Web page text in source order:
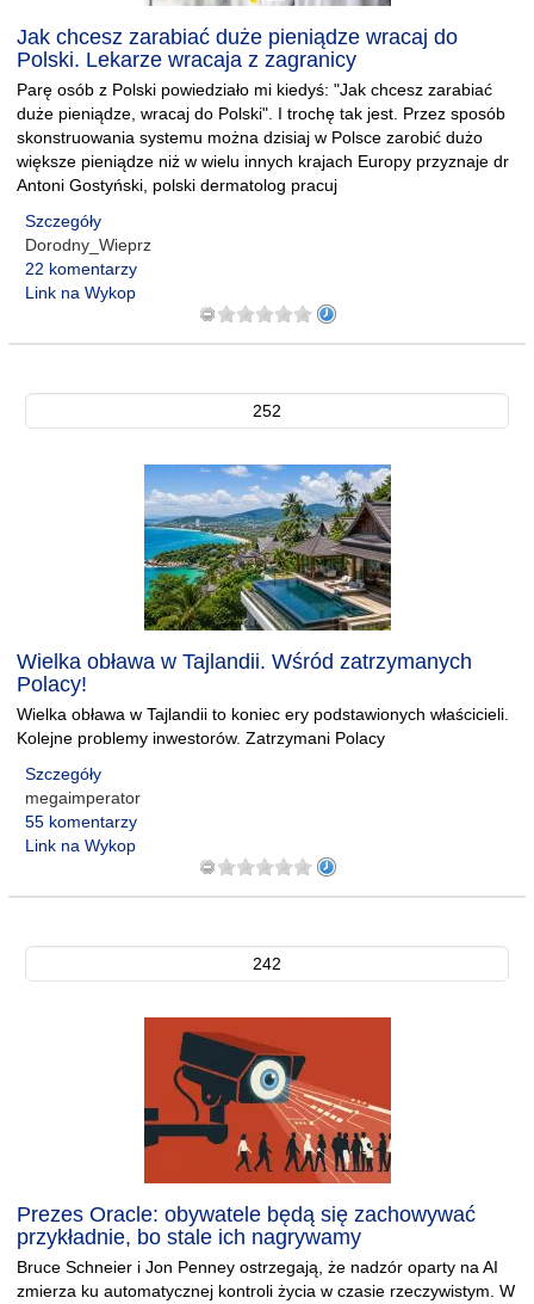
Jak chcesz zarabiać duże pieniądze wracaj do
Polski. Lekarze wracaja z zagranicy
Parę osób z Polski powiedziało mi kiedyś: "Jak chcesz zarabiać
duże pieniądze, wracaj do Polski". I trochę tak jest. Przez sposób
skonstruowania systemu można dzisiaj w Polsce zarobić dużo
większe pieniądze niż w wielu innych krajach Europy przyznaje dr
Antoni Gostyński, polski dermatolog pracuj
Szczegóły
Dorodny_Wieprz
22 komentarzy
Link na Wykop
252
Wielka obława w Tajlandii. Wśród zatrzymanych
Polacy!
Wielka obława w Tajlandii to koniec ery podstawionych właścicieli.
Kolejne problemy inwestorów. Zatrzymani Polacy
Szczegóły
megaimperator
55 komentarzy
Link na Wykop
242
Prezes Oracle: obywatele będą się zachowywać
przykładnie, bo stale ich nagrywamy
Bruce Schneier i Jon Penney ostrzegają, że nadzór oparty na AI
zmierza ku automatycznej kontroli życia w czasie rzeczywistym. W